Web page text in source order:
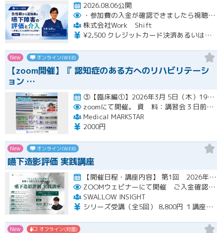
2026.08.06公開
・参加費の入金が確認できましたら視聴用URLとパスワードおよび資料をお申込みいただきましたメールアドレスに送付します。
株式会社Work Shift
¥2,500 クレジットカード決済あるいは銀行振込となります。
New オンライン(WEB)
【zoom開催】『 認知症のある方へのリハビリテーシ
ョン …
③【臨床編①】2026年3月 5日（木）19:00〜21:00（アーカイブ配信１ヶ月間） ④【臨床編②】2026年…開催
zoomにて開催。
資 料：講習会３日前までに、PDFデータまたはGoogleドライブにてお送りいたします。
Medical MARKSTAR
2000円
New オンライン(WEB)
嚥下造影評価 実践講座
【開催日程・講座内容】 第1回 2026年10月31日（土）19：00～20：30（見逃し配信視聴期間：2026…開催
ZOOMウェビナーにて開催 ご入金確認後メールにてURLをお知らせいたします
SWALLOW INSIGHT
シリーズ受講（全5回） 8,800円 １講座ごと 2,200円
New オフライン(対面)